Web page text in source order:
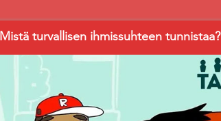
Mistä turvallisen ihmissuhteen tunnistaa?